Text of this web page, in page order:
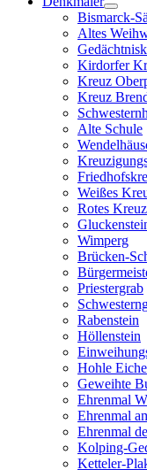
Bismarck-
Altes
Kirdorfer
Kreuz
Kreuz
Alte Schule
Weißes
Rotes Kreuz
Wimperg
Brücken-
Priestergrab
Rabenstein
Höllenstein
Hohle Eiche
Geweihte
Ehrenmal
Ehrenmal
Ehrenmal
Kolping-
Ketteler-